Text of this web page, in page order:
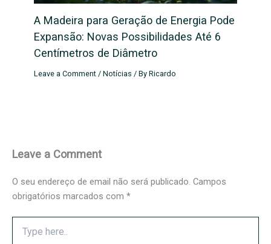
A Madeira para Geração de Energia Pode
Expansão: Novas Possibilidades Até 6
Centímetros de Diâmetro
Leave a Comment /Notícias / ByRicardo
Leave a Comment
O seu endereço de email não será publicado. Campos
obrigatórios marcados com *
here..